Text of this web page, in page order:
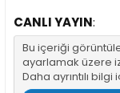
CANLI YAYIN:
Bu içeriği
ayarlamak üzere
Daha ayrıntılı bilgi